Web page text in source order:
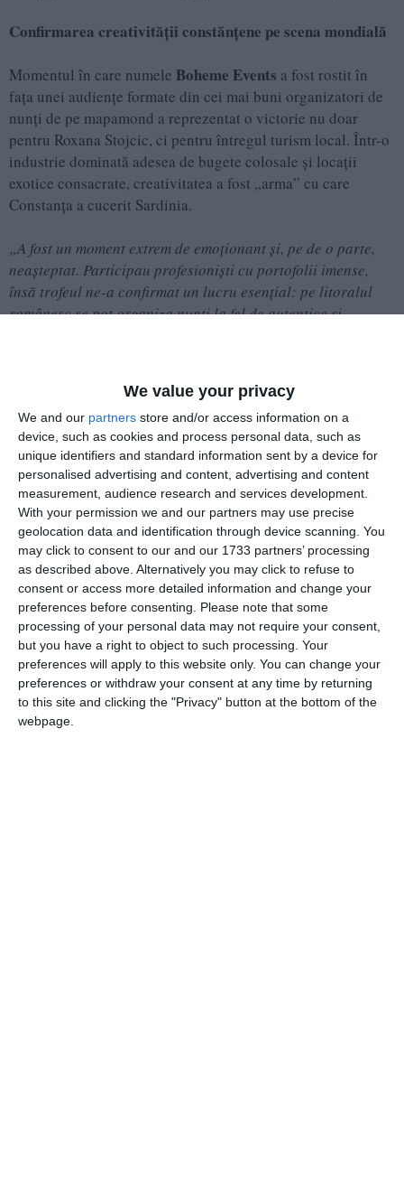
We value your privacy
We and our partners store and/or access information on a
device, such as cookies and process personal data, such as
unique identifiers and standard information sent by a device for
personalised advertising and content, advertising and content
measurement, audience research and services development.
With your permission we and our partners may use precise
geolocation data and identification through device scanning. You
may click to consent to our and our 1733 partners’ processing
as described above. Alternatively you may click to refuse to
consent or access more detailed information and change your
preferences before consenting.
Please note that some
processing of your personal data may not require your consent,
but you have a right to object to such processing. Your
preferences will apply to this website only. You can change your
preferences or withdraw your consent at any time by returning
to this site and clicking the "Privacy" button at the bottom of the
webpage.
Confirmarea creativității constănțene pe scena mondială
Momentul în care numele Boheme Events a fost rostit în
fața unei audiențe formate din cei mai buni organizatori de
nunți de pe mapamond a reprezentat o victorie nu doar
pentru Roxana Stojcic, ci pentru întregul turism local. Într-o
industrie dominată adesea de bugete colosale și locații
exotice consacrate, creativitatea a fost „arma” cu care
Constanța a cucerit Sardinia.
„A fost un moment extrem de emoționant și, pe de o parte,
neașteptat. Participau profesioniști cu portofolii imense,
însă trofeul ne-a confirmat un lucru esențial: pe litoralul
românesc se pot organiza nunți la fel de autentice și
Roxana Stojcic în cadrul interviului.
Logistica din spatele „visului la malul mării”
Deși fotografiile de pe rețelele de socializare sugerează o
simplitate angelică, Roxana Stojcic avertizează că o cununie
pe plajă este unul dintre cele mai dificile proiecte din punct
de vedere logistic. De la accesul greoi al echipamentelor pe
nisip până la capriciile meteorologice, munca unui event
planner este o luptă contra cronometru cu elementele
naturii.
„Clienții vin la noi și spun că își doresc ceva 'foarte simplu'
la malul mării. Dar acest 'simplu' implică o logistică
militară. Înseamnă acces cu dube, echipe de montaj și, mai
ales, gestionarea vremii. Pe litoralul nostru, vântul poate fi